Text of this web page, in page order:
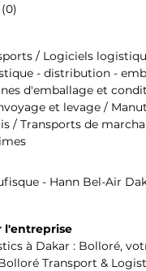
0
/ Logiciels
- distribution -
d'emballage et
et levage /
/ Transports de
- Hann Bel-Air
l'entreprise
à Dakar : Bolloré,
Transport &